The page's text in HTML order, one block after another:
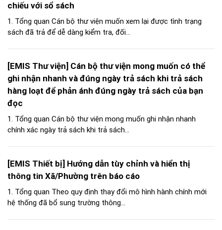
chiếu với sổ sách
1. Tổng quan Cán bộ thư viện muốn xem lại được tình trạng
sách đã trả để dễ dàng kiểm tra, đối...
[EMIS Thư viện] Cán bộ thư viện mong muốn có thể
ghi nhận nhanh và đúng ngày trả sách khi trả sách
hàng loạt để phản ánh đúng ngày trả sách của bạn
đọc
1. Tổng quan Cán bộ thư viện mong muốn ghi nhận nhanh
chính xác ngày trả sách khi trả sách...
[EMIS Thiết bị] Hướng dẫn tùy chỉnh và hiển thị
thông tin Xã/Phường trên báo cáo
1. Tổng quan Theo quy định thay đổi mô hình hành chính mới
hệ thống đã bổ sung trường thông...